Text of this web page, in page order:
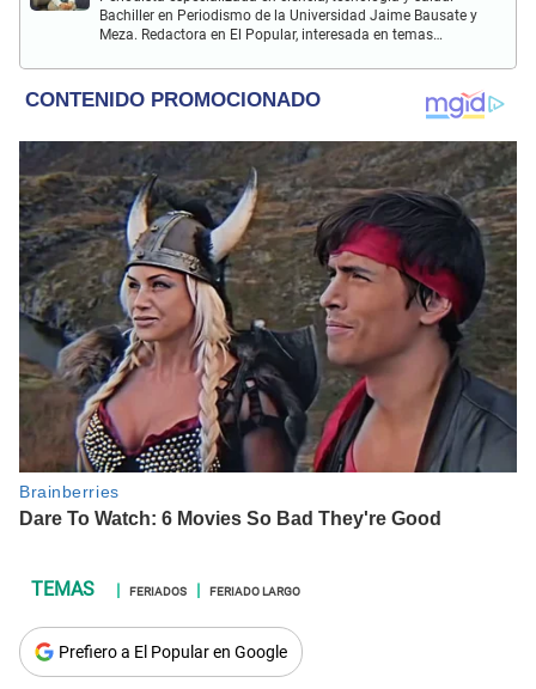
Bachiller en Periodismo de la Universidad Jaime Bausate y
Meza. Redactora en El Popular, interesada en temas
astronómicos, hallazgos y más.
FERIADOS FERIADO LARGO
Prefiero a El Popular en Google